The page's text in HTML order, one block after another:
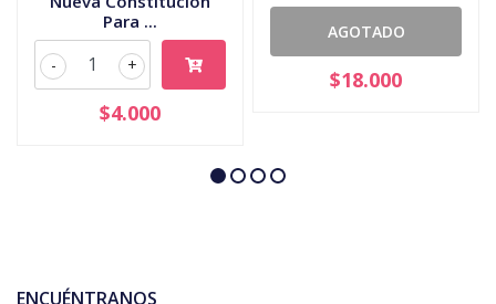
Para ...
+
-
$4.000
AGOTADO
$18.000
ENCUÉNTRANOS